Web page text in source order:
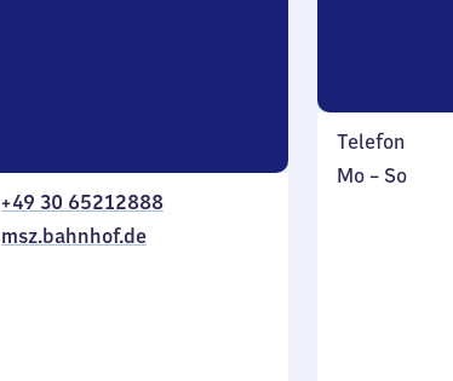
+49 30 65212888
msz.bahnhof.de
Telefon
Montag
Mo – So,